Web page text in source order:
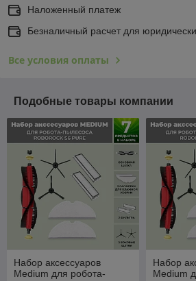
Наложенный платеж
Безналичный расчет для
Все условия оплаты
Подобные товары компании
Набор аксессуаров
Medium для робота-
Набор
Medium